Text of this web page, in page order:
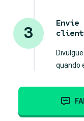
3
Envie
quando